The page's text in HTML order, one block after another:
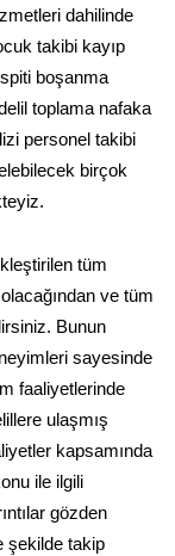
dahilinde
takibi kayıp
boşanma
toplama nafaka
personel takibi
birçok
tüm
ve tüm
Bunun
sayesinde
faaliyetlerinde
ulaşmış
kapsamında
ile ilgili
gözden
şekilde takip